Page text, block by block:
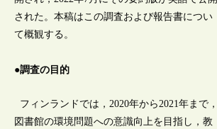
された。本稿はこの調査および報告書につい
て概観する。
●調査の目的
フィンランドでは，2020年から2021年まで，
図書館の環境問題への意識向上を目指し，教